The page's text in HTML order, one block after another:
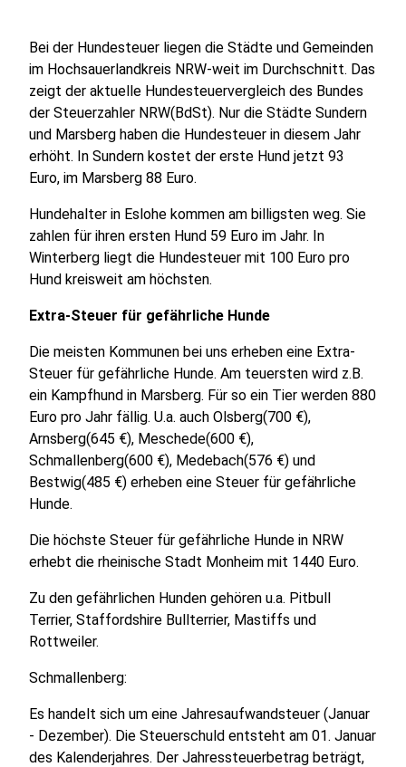
Bei der Hundesteuer liegen die Städte und Gemeinden
im Hochsauerlandkreis NRW-weit im Durchschnitt. Das
zeigt der aktuelle Hundesteuervergleich des Bundes
der Steuerzahler NRW(BdSt). Nur die Städte Sundern
und Marsberg haben die Hundesteuer in diesem Jahr
erhöht. In Sundern kostet der erste Hund jetzt 93
Euro, im Marsberg 88 Euro.
Hundehalter in Eslohe kommen am billigsten weg. Sie
zahlen für ihren ersten Hund 59 Euro im Jahr. In
Winterberg liegt die Hundesteuer mit 100 Euro pro
Hund kreisweit am höchsten.
Extra-Steuer für gefährliche Hunde
Die meisten Kommunen bei uns erheben eine Extra-
Steuer für gefährliche Hunde. Am teuersten wird z.B.
ein Kampfhund in Marsberg. Für so ein Tier werden 880
Euro pro Jahr fällig. U.a. auch Olsberg(700 €),
Arnsberg(645 €), Meschede(600 €),
Schmallenberg(600 €), Medebach(576 €) und
Bestwig(485 €) erheben eine Steuer für gefährliche
Hunde.
Die höchste Steuer für gefährliche Hunde in NRW
erhebt die rheinische Stadt Monheim mit 1440 Euro.
Zu den gefährlichen Hunden gehören u.a. Pitbull
Terrier, Staffordshire Bullterrier, Mastiffs und
Rottweiler.
Schmallenberg:
Es handelt sich um eine Jahresaufwandsteuer (Januar
- Dezember). Die Steuerschuld entsteht am 01. Januar
des Kalenderjahres. Der Jahressteuerbetrag beträgt,